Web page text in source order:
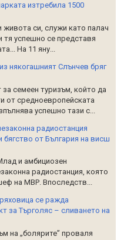
изтребила 1500
живота си, служи като палач
тя успешно се представя
На 11 яну...
някогашният Слънчев бряг
семеен туризъм, който да
от средноевропейската
успешно тази с...
радиостанция
от България на висш
и амбициозен
радиостанция, която
на МВР. Впоследств...
се ражда
за Търголяс – сливането на
на „болярите” проваля